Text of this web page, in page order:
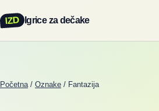
IZD Igrice za dečake
Početna / Oznake / Fantazija